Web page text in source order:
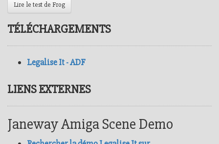
Lire le test de Frog
TÉLÉCHARGEMENTS
Legalise It - ADF
LIENS EXTERNES
Janeway Amiga Scene Demo